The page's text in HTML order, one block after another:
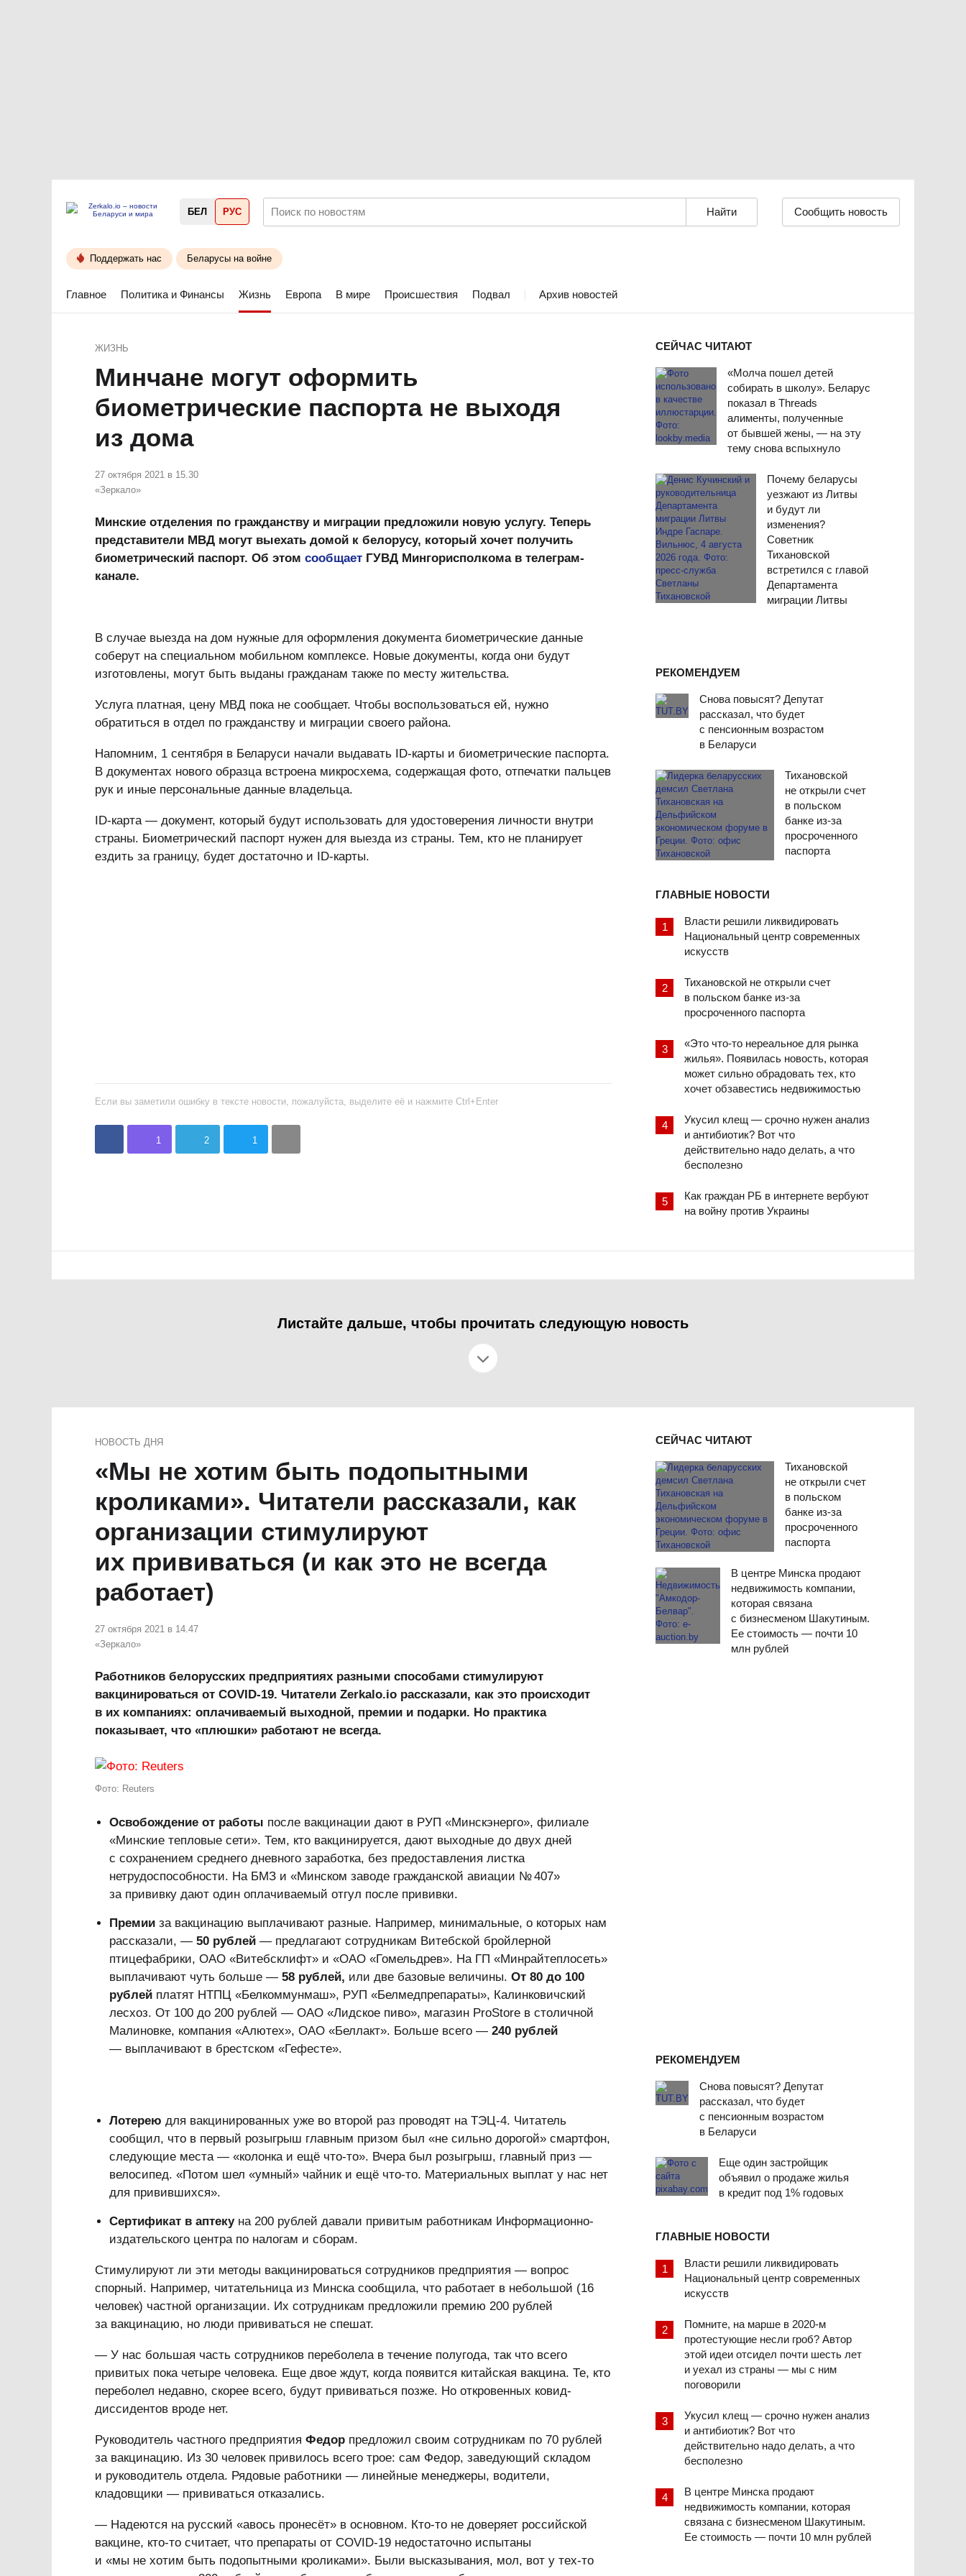
БЕЛ РУС Сообщить новость
Поддержать нас Беларусы на войне
Главное Политика и Финансы Жизнь Европа В мире Происшествия Подвал Архив новостей
СЕЙЧАС ЧИТАЮТ
«Молча пошел детей
собирать в школу». Беларус
показал в Threads
алименты, полученные
от бывшей жены, — на эту
тему снова вспыхнуло
Почему беларусы
уезжают из Литвы
и будут ли
изменения?
Советник
Тихановской
встретился с главой
Департамента
миграции Литвы
РЕКОМЕНДУЕМ
Снова повысят? Депутат
рассказал, что будет
с пенсионным возрастом
в Беларуси
Тихановской
не открыли счет
в польском
банке из-за
просроченного
паспорта
ГЛАВНЫЕ НОВОСТИ
Власти решили ликвидировать
Национальный центр современных
искусств
Тихановской не открыли счет
в польском банке из-за
просроченного паспорта
«Это что-то нереальное для рынка
жилья». Появилась новость, которая
может сильно обрадовать тех, кто
хочет обзавестись недвижимостью
Укусил клещ — срочно нужен анализ
и антибиотик? Вот что
действительно надо делать, а что
бесполезно
Как граждан РБ в интернете вербуют
на войну против Украины
ЖИЗНЬ
Минчане могут оформить
биометрические паспорта не выходя
из дома
27 октября 2021 в 15.30
«Зеркало»
Минские отделения по гражданству и миграции предложили новую услугу. Теперь
представители МВД могут выехать домой к белорусу, который хочет получить
биометрический паспорт. Об этом сообщает ГУВД Мингорисполкома в телеграм-
канале.
В случае выезда на дом нужные для оформления документа биометрические данные
соберут на специальном мобильном комплексе. Новые документы, когда они будут
изготовлены, могут быть выданы гражданам также по месту жительства.
Услуга платная, цену МВД пока не сообщает. Чтобы воспользоваться ей, нужно
обратиться в отдел по гражданству и миграции своего района.
Напомним, 1 сентября в Беларуси начали выдавать ID-карты и биометрические паспорта.
В документах нового образца встроена микросхема, содержащая фото, отпечатки пальцев
рук и иные персональные данные владельца.
ID-карта — документ, который будут использовать для удостоверения личности внутри
страны. Биометрический паспорт нужен для выезда из страны. Тем, кто не планирует
ездить за границу, будет достаточно и ID-карты.
Если вы заметили ошибку в тексте новости, пожалуйста, выделите её и нажмите Ctrl+Enter
1 2 1
Листайте дальше, чтобы прочитать следующую новость